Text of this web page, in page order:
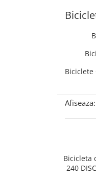
Biciclete
Afiseaza:
Bicicleta
240